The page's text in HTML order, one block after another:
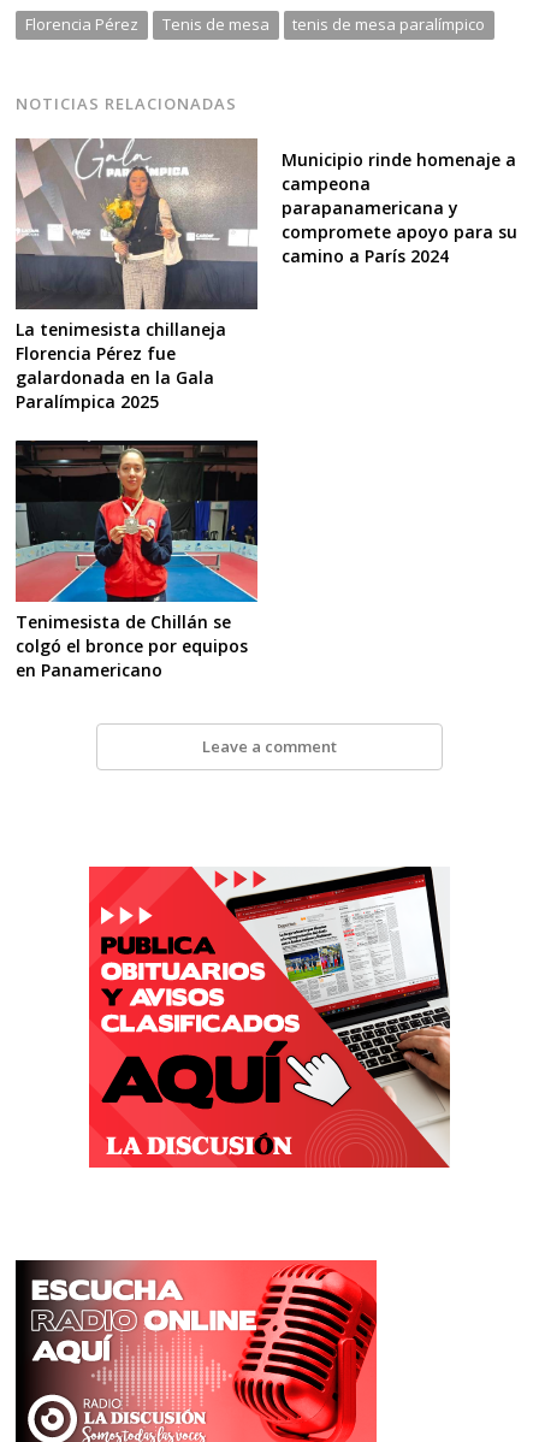
Florencia Pérez Tenis de mesa tenis de mesa paralímpico
NOTICIAS RELACIONADAS
La tenimesista chillaneja
Florencia Pérez fue
galardonada en la Gala
Paralímpica 2025
Municipio rinde homenaje a
campeona
parapanamericana y
compromete apoyo para su
camino a París 2024
Tenimesista de Chillán se
colgó el bronce por equipos
en Panamericano
Leave a comment